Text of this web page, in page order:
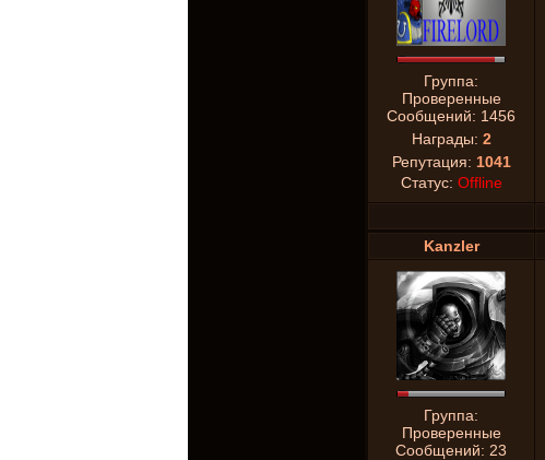
Группа:
Проверенные
Сообщений: 1456
Награды: 2
Репутация: 1041
Статус: Offline
Kanzler
Группа:
Проверенные
Сообщений: 23